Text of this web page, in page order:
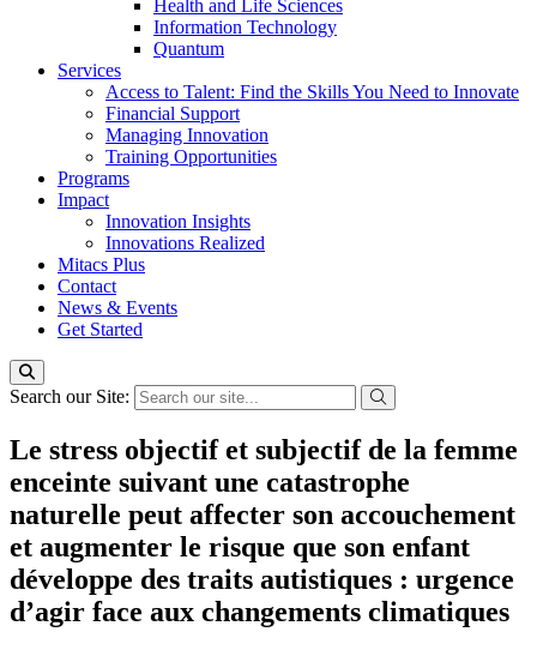
Health and Life Sciences
Information Technology
Quantum
Services
Access to Talent: Find the Skills You Need to Innovate
Financial Support
Managing Innovation
Training Opportunities
Programs
Impact
Innovation Insights
Innovations Realized
Mitacs Plus
Contact
News & Events
Get Started
Search our Site:
Le stress objectif et subjectif de la femme
enceinte suivant une catastrophe
naturelle peut affecter son accouchement
et augmenter le risque que son enfant
développe des traits autistiques : urgence
d’agir face aux changements climatiques